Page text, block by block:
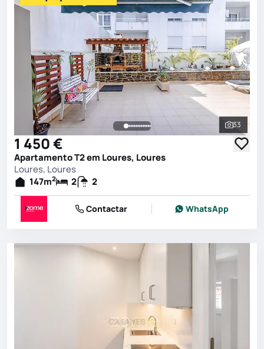
Ver
33
1 450 €
Apartamento T2 em Loures, Loures
Loures, Loures
147m2 2 2
Contactar WhatsApp